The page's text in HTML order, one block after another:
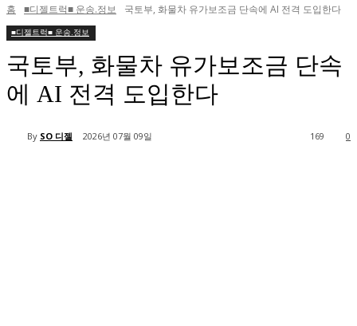
홈 ■디젤트럭■ 운송.정보 국토부, 화물차 유가보조금 단속에 AI 전격 도입한다
■디젤트럭■ 운송.정보
국토부, 화물차 유가보조금 단속
에 AI 전격 도입한다
By SO 디젤 2026년 07월 09일 0
169